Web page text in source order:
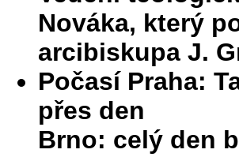
Nováka, který
arcibiskupa J.
Počasí Praha:
přes den
Brno: celý den